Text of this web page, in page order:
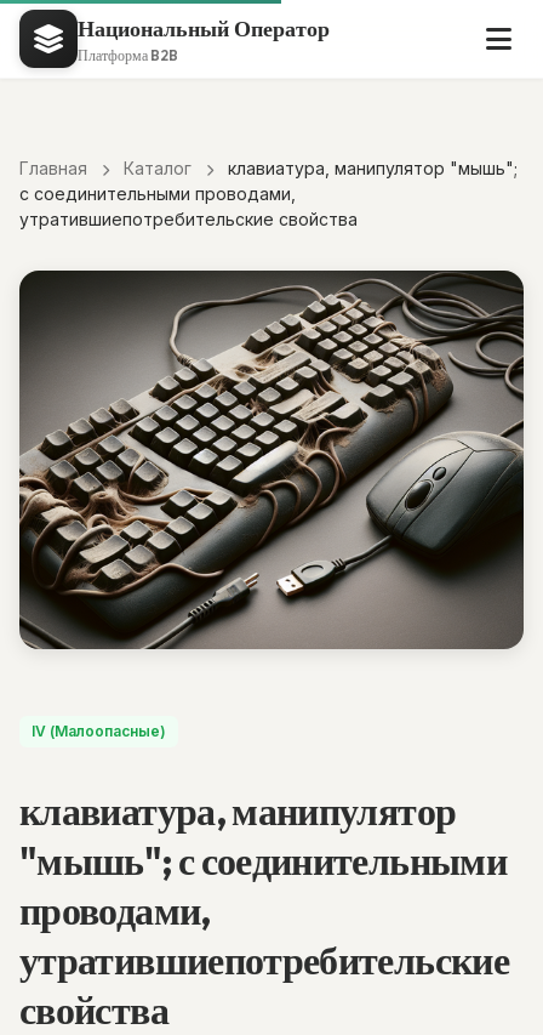
Национальный Оператор
Платформа B2B
Главная Каталог
клавиатура, манипулятор "мышь";
с соединительными проводами,
утратившиепотребительские свойства
IV (Малоопасные)
клавиатура, манипулятор
"мышь"; с соединительными
проводами,
утратившиепотребительские
свойства